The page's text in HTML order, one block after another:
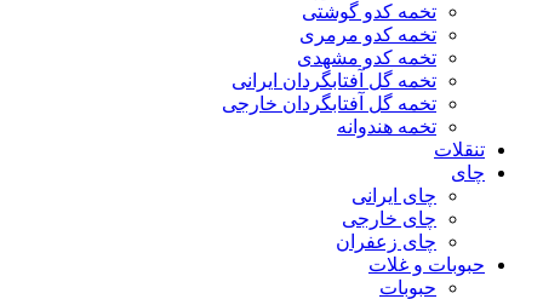
تخمه کدو گوشتی
تخمه کدو مرمری
تخمه کدو مشهدی
تخمه گل آفتابگردان ایرانی
تخمه گل آفتابگردان خارجی
تخمه هندوانه
تنقلات
چای
چای ایرانی
چای خارجی
چای زعفران
حبوبات و غلات
حبوبات